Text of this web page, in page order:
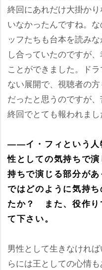
終回にあれだけ大掛か
いなかったんですね。
ッフたちも台本を読み
し合っていたのですが
ことができました。ド
ない展開で、視聴者の
だったと思うのですが
終回でとても報われまし
――イ・フィという人
性としての気持ちで
持ちで演じる部分が
ではどのように気持
たか？ また、役作り
て下さい。
男性として生きなけれ
らには王としての心情